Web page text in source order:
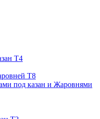
Т4
Т8
под казан и Жаровнями